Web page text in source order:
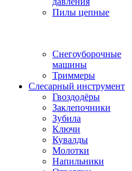
Пилы цепные
Снегоуборочные
машины
Триммеры
Слесарный инструмент
Гвоздодёры
Заклепочники
Зубила
Ключи
Кувалды
Молотки
Напильники